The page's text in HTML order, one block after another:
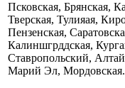
Псковская, Брянская,
Тверская, Тулияая,
Пензенская,
Калиншгрддская,
Ставропольский,
Марий Эл, Мордовская.